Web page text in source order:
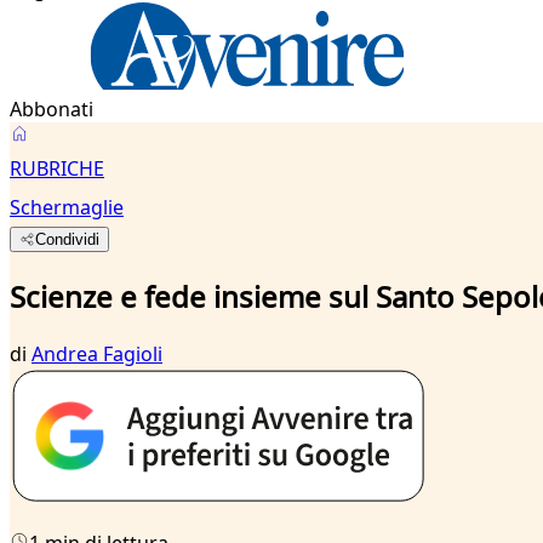
Abbonati
RUBRICHE
Schermaglie
Condividi
Scienze e fede insieme sul Santo
di Andrea Fagioli